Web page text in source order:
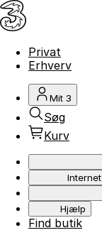
Privat
Erhverv
Mit 3
Søg
Kurv
Internet
Hjælp
Find butik